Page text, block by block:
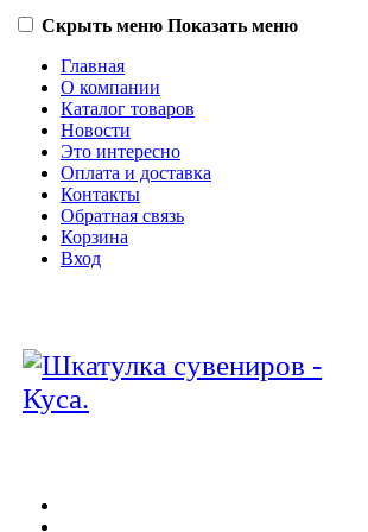
Скрыть меню Показать меню
Главная
О компании
Каталог товаров
Новости
Это интересно
Оплата и доставка
Контакты
Обратная связь
Корзина
Вход